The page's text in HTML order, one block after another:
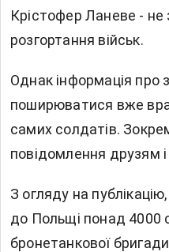
Крістофер Ланеве - не
розгортання військ.
Однак інформація про
поширюватися вже
самих солдатів.
повідомлення друзям
З огляду на
до Польщі понад 4000
бронетанкової бригади